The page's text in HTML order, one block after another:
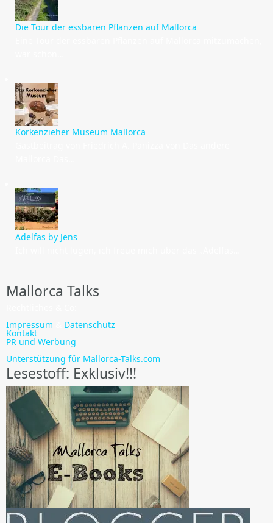
Die Tour der essbaren Pflanzen auf Mallorca
Korkenzieher Museum Mallorca
Adelfas by Jens
Mallorca Talks
Impressum
Datenschutz
Kontakt
PR und Werbung
Unterstützung für Mallorca-Talks.com
Lesestoff: Exklusiv!!!